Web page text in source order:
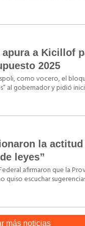
a Kicillof
2025
como vocero, el
al gobernador y pidió
la
leyes”
afirmaron que la
escuchar
más noticias